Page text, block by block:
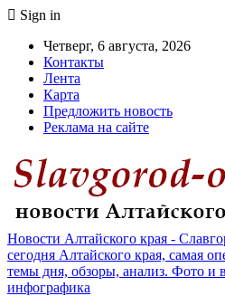
Sign in
Четверг, 6 августа, 2026
Контакты
Лента
Карта
Предложить новость
Реклама на сайте
Новости Алтайского края -
сегодня Алтайского края, самая
темы дня, обзоры, анализ. Фото и
инфографика